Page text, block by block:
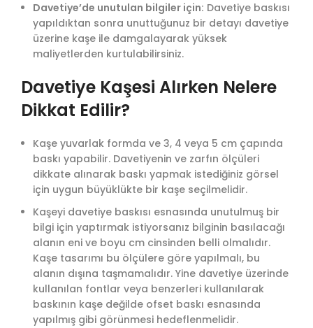
Davetiye’de unutulan bilgiler için: Davetiye baskısı
yapıldıktan sonra unuttuğunuz bir detayı davetiye
üzerine kaşe ile damgalayarak yüksek
maliyetlerden kurtulabilirsiniz.
Davetiye Kaşesi Alırken Nelere
Dikkat Edilir?
Kaşe yuvarlak formda ve 3, 4 veya 5 cm çapında
baskı yapabilir. Davetiyenin ve zarfın ölçüleri
dikkate alınarak baskı yapmak istediğiniz görsel
için uygun büyüklükte bir kaşe seçilmelidir.
Kaşeyi davetiye baskısı esnasında unutulmuş bir
bilgi için yaptırmak istiyorsanız bilginin basılacağı
alanın eni ve boyu cm cinsinden belli olmalıdır.
Kaşe tasarımı bu ölçülere göre yapılmalı, bu
alanın dışına taşmamalıdır. Yine davetiye üzerinde
kullanılan fontlar veya benzerleri kullanılarak
baskının kaşe değilde ofset baskı esnasında
yapılmış gibi görünmesi hedeflenmelidir.